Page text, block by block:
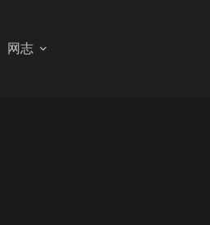
网志